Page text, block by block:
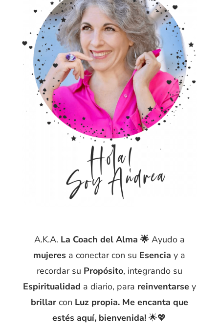
A.K.A. La Coach del Alma 🌟Ayudo a
mujeres a conectar con su Esencia y a
recordar su Propósito, integrando su
Espiritualidad a diario, para reinventarsey
brillarcon Luz propia. Me encanta que
estés aquí, bienvenida! 🌟💖